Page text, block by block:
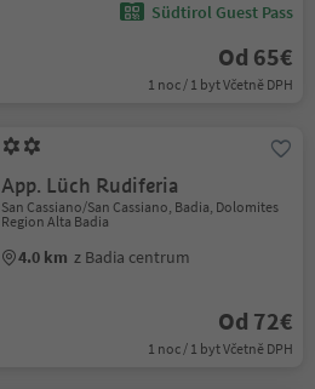
Südtirol Guest Pass
Od 65€
1 noc / 1 byt Včetně DPH
App. Lüch Rudiferia
San Cassiano/San Cassiano, Badia, Dolomites
Region Alta Badia
4.0 km z Badia centrum
Od 72€
1 noc / 1 byt Včetně DPH